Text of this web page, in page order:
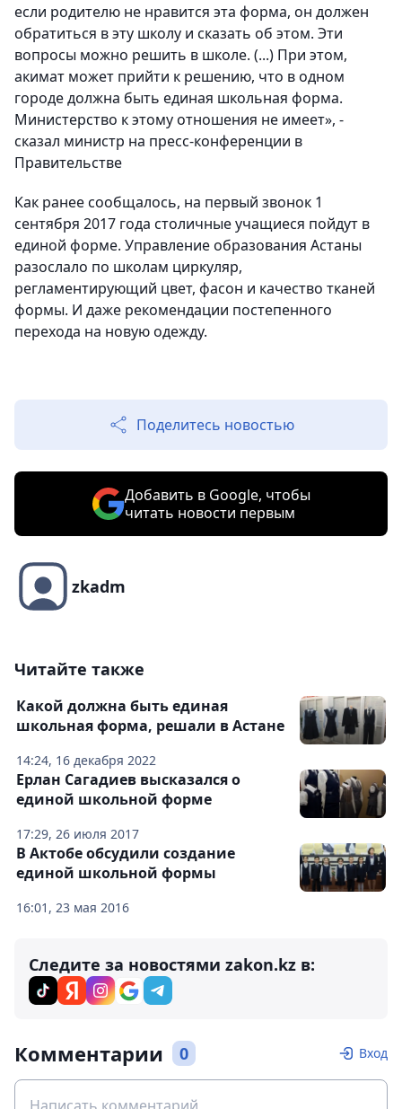
если родителю не нравится эта форма, он должен
обратиться в эту школу и сказать об этом. Эти
вопросы можно решить в школе. (...) При этом,
акимат может прийти к решению, что в одном
городе должна быть единая школьная форма.
Министерство к этому отношения не имеет», -
сказал министр на пресс-конференции в
Правительстве
Как ранее сообщалось, на первый звонок 1
сентября 2017 года столичные учащиеся пойдут в
единой форме. Управление образования Астаны
разослало по школам циркуляр,
регламентирующий цвет, фасон и качество тканей
формы. И даже рекомендации постепенного
перехода на новую одежду.
Поделитесь новостью
Добавить в Google, чтобы
читать новости первым
zkadm
Читайте также
14:24, 16 декабря 2022
Какой должна быть единая
школьная форма, решали в Астане
17:29, 26 июля 2017
Ерлан Сагадиев высказался о
единой школьной форме
16:01, 23 мая 2016
В Актобе обсудили создание
единой школьной формы
Следите за новостями zakon.kz в:
Комментарии 0 Вход